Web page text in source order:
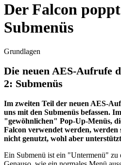
Der Falcon
Submenüs
Grundlagen
Die neuen AES-Aufrufe
2: Submenüs
Im zweiten Teil der neuen AES-
uns mit den Submenüs befassen.
"gewöhnlichen" Pop-Up-Menüs,
Falcon verwendet werden, werden
nicht genutzt, wohl aber
Ein Submenü ist ein "Untermenü" zu